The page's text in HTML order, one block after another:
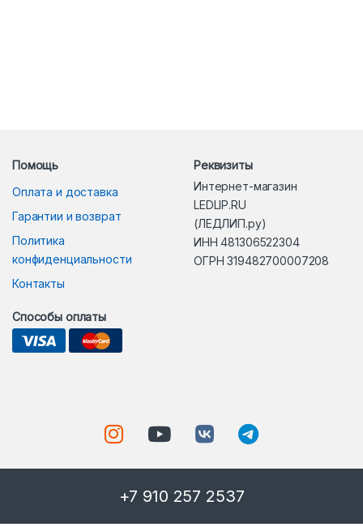
Помощь
Оплата и доставка
Гарантии и возврат
Политика
конфиденциальности
Контакты
Реквизиты
Интернет-магазин
LEDLIP.RU
(ЛЕДЛИП.ру)
ИНН 481306522304
ОГРН 319482700007208
Способы оплаты
+7 910 257 2537